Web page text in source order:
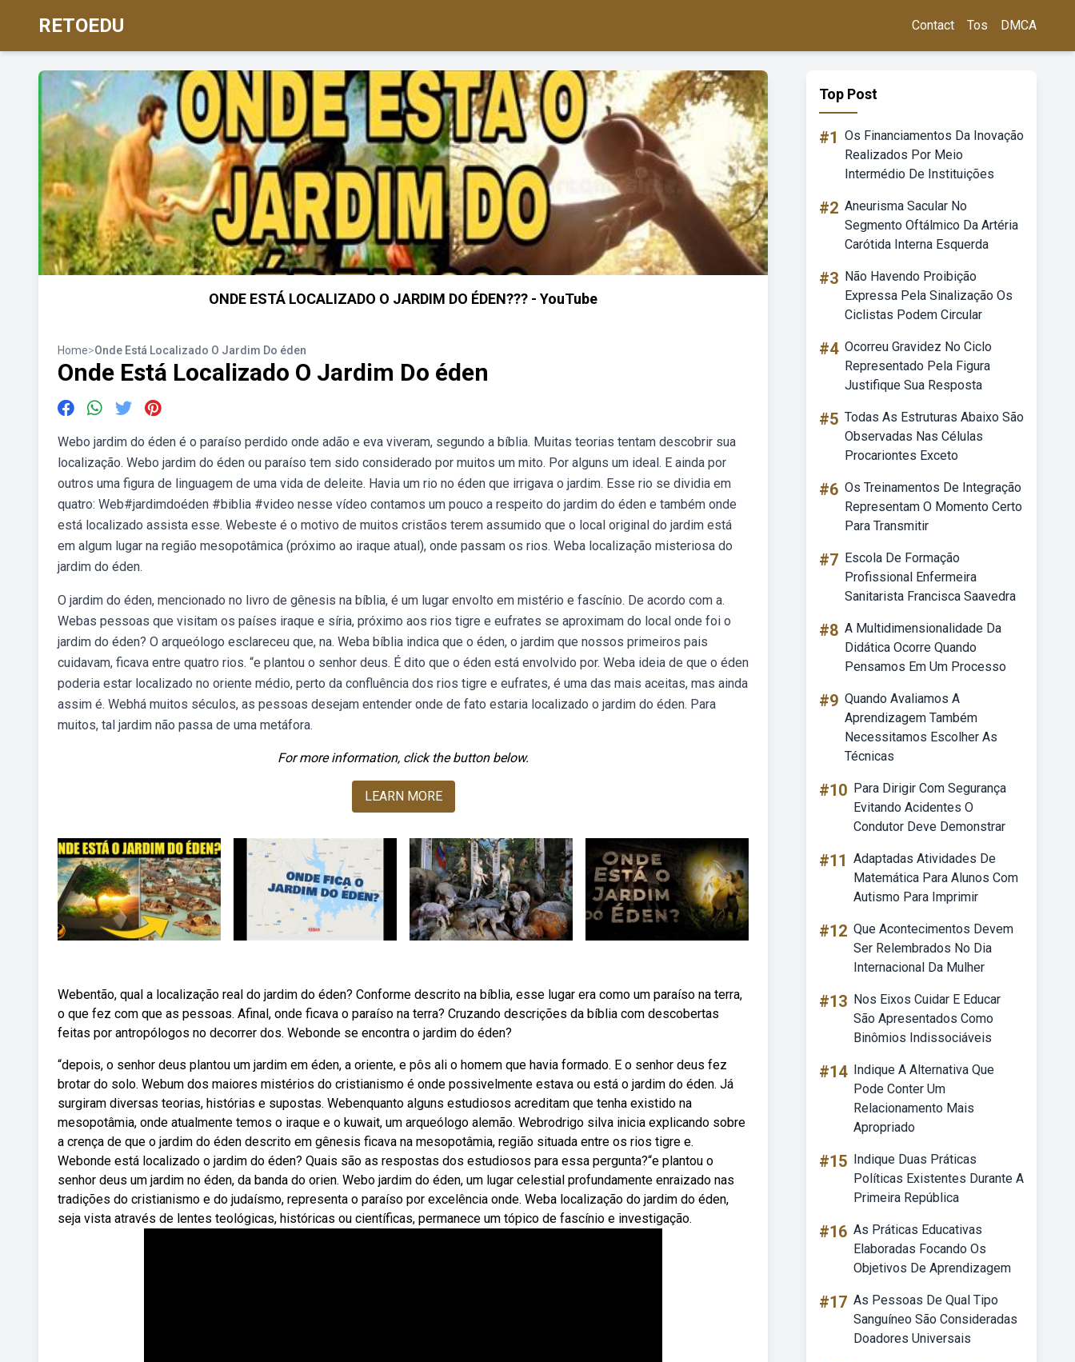
RETOEDU Contact Tos DMCA
ONDE ESTÁ LOCALIZADO O JARDIM DO ÉDEN??? - YouTube
Home>Onde Está Localizado O Jardim Do éden
Onde Está Localizado O Jardim Do éden
Webo jardim do éden é o paraíso perdido onde adão e eva viveram, segundo a bíblia. Muitas teorias tentam descobrir sua
localização. Webo jardim do éden ou paraíso tem sido considerado por muitos um mito. Por alguns um ideal. E ainda por
outros uma figura de linguagem de uma vida de deleite. Havia um rio no éden que irrigava o jardim. Esse rio se dividia em
quatro: Web#jardimdoéden #biblia #video nesse vídeo contamos um pouco a respeito do jardim do éden e também onde
está localizado assista esse. Webeste é o motivo de muitos cristãos terem assumido que o local original do jardim está
em algum lugar na região mesopotâmica (próximo ao iraque atual), onde passam os rios. Weba localização misteriosa do
jardim do éden.
O jardim do éden, mencionado no livro de gênesis na bíblia, é um lugar envolto em mistério e fascínio. De acordo com a.
Webas pessoas que visitam os países iraque e síria, próximo aos rios tigre e eufrates se aproximam do local onde foi o
jardim do éden? O arqueólogo esclareceu que, na. Weba bíblia indica que o éden, o jardim que nossos primeiros pais
cuidavam, ficava entre quatro rios. “e plantou o senhor deus. É dito que o éden está envolvido por. Weba ideia de que o éden
poderia estar localizado no oriente médio, perto da confluência dos rios tigre e eufrates, é uma das mais aceitas, mas ainda
assim é. Webhá muitos séculos, as pessoas desejam entender onde de fato estaria localizado o jardim do éden. Para
muitos, tal jardim não passa de uma metáfora.
For more information, click the button below.
LEARN MORE
Webentão, qual a localização real do jardim do éden? Conforme descrito na bíblia, esse lugar era como um paraíso na terra,
o que fez com que as pessoas. Afinal, onde ficava o paraíso na terra? Cruzando descrições da bíblia com descobertas
feitas por antropólogos no decorrer dos. Webonde se encontra o jardim do éden?
“depois, o senhor deus plantou um jardim em éden, a oriente, e pôs ali o homem que havia formado. E o senhor deus fez
brotar do solo. Webum dos maiores mistérios do cristianismo é onde possivelmente estava ou está o jardim do éden. Já
surgiram diversas teorias, histórias e supostas. Webenquanto alguns estudiosos acreditam que tenha existido na
mesopotâmia, onde atualmente temos o iraque e o kuwait, um arqueólogo alemão. Webrodrigo silva inicia explicando sobre
a crença de que o jardim do éden descrito em gênesis ficava na mesopotâmia, região situada entre os rios tigre e.
Webonde está localizado o jardim do éden? Quais são as respostas dos estudiosos para essa pergunta?“e plantou o
senhor deus um jardim no éden, da banda do orien. Webo jardim do éden, um lugar celestial profundamente enraizado nas
tradições do cristianismo e do judaísmo, representa o paraíso por excelência onde. Weba localização do jardim do éden,
seja vista através de lentes teológicas, históricas ou científicas, permanece um tópico de fascínio e investigação.
Top Post
#1 Os Financiamentos Da Inovação
Realizados Por Meio
Intermédio De Instituições
#2 Aneurisma Sacular No
Segmento Oftálmico Da Artéria
Carótida Interna Esquerda
#3 Não Havendo Proibição
Expressa Pela Sinalização Os
Ciclistas Podem Circular
#4 Ocorreu Gravidez No Ciclo
Representado Pela Figura
Justifique Sua Resposta
#5 Todas As Estruturas Abaixo São
Observadas Nas Células
Procariontes Exceto
#6 Os Treinamentos De Integração
Representam O Momento Certo
Para Transmitir
#7 Escola De Formação
Profissional Enfermeira
Sanitarista Francisca Saavedra
#8 A Multidimensionalidade Da
Didática Ocorre Quando
Pensamos Em Um Processo
#9 Quando Avaliamos A
Aprendizagem Também
Necessitamos Escolher As
Técnicas
#10 Para Dirigir Com Segurança
Evitando Acidentes O
Condutor Deve Demonstrar
#11 Adaptadas Atividades De
Matemática Para Alunos Com
Autismo Para Imprimir
#12 Que Acontecimentos Devem
Ser Relembrados No Dia
Internacional Da Mulher
#13 Nos Eixos Cuidar E Educar
São Apresentados Como
Binômios Indissociáveis
#14 Indique A Alternativa Que
Pode Conter Um
Relacionamento Mais
Apropriado
#15 Indique Duas Práticas
Políticas Existentes Durante A
Primeira República
#16 As Práticas Educativas
Elaboradas Focando Os
Objetivos De Aprendizagem
#17 As Pessoas De Qual Tipo
Sanguíneo São Consideradas
Doadores Universais